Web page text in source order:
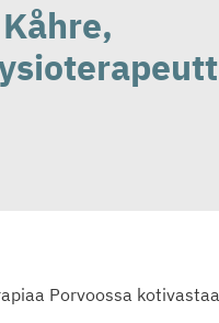
Porvoossa